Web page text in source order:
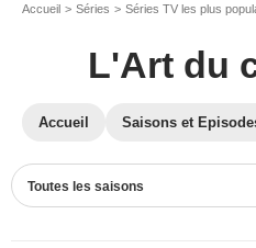
Accueil Séries Séries TV les plus
L'Art du
Accueil Saisons et
Toutes les saisons